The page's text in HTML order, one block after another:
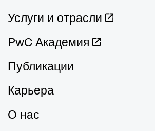
Услуги и отрасли
PwC Академия
Публикации
Карьера
О нас